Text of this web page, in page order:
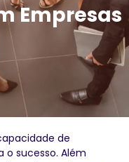
Empresas
de
sucesso. Além